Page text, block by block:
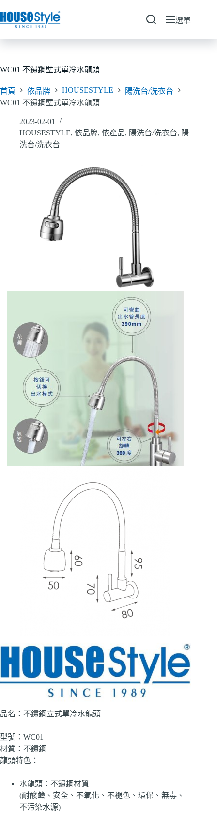
至
要
選單
WC01 不鏽鋼壁式單冷水龍頭
首頁 依品牌 HOUSESTYLE
陽洗台/洗衣台
WC01 不鏽鋼壁式單冷水龍頭
2023-02-01
HOUSESTYLE, 依品牌, 依產品, 陽洗台/洗衣台, 陽
洗台/洗衣台
品名：不鏽鋼立式單冷水龍頭
型號：WC01
材質：不鏽鋼
龍頭特色：
水龍頭：不鏽鋼材質
(耐酸鹼、安全、不氧化、不褪色、環保、無毒、
不污染水源)